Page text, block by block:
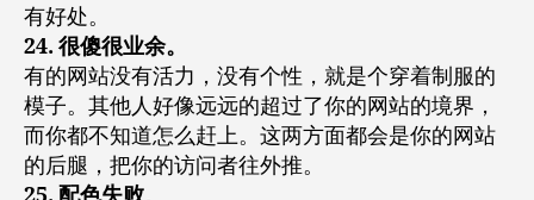
有好处。
24. 很傻很业余。
有的网站没有活力，没有个性，就是个穿着制服的
模子。其他人好像远远的超过了你的网站的境界，
而你都不知道怎么赶上。这两方面都会是你的网站
的后腿，把你的访问者往外推。